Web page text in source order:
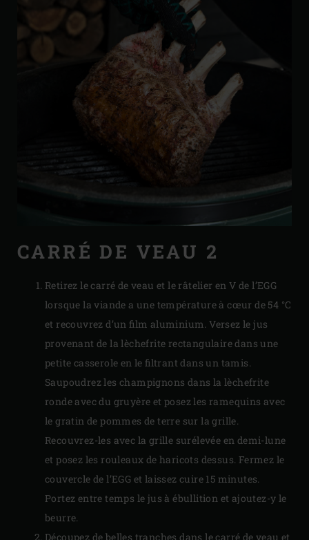
CARRÉ DE VEAU 2
Retirez le carré de veau et le râtelier en V de l’EGG
lorsque la viande a une température à cœur de 54 °C
et recouvrez d’un film aluminium. Versez le jus
provenant de la lèchefrite rectangulaire dans une
petite casserole en le filtrant dans un tamis.
Saupoudrez les champignons dans la lèchefrite
ronde avec du gruyère et posez les ramequins avec
le gratin de pommes de terre sur la grille.
Recouvrez-les avec la grille surélevée en demi-lune
et posez les rouleaux de haricots dessus. Fermez le
couvercle de l’EGG et laissez cuire 15 minutes.
Portez entre temps le jus à ébullition et ajoutez-y le
beurre.
Découpez de belles tranches dans le carré de veau et